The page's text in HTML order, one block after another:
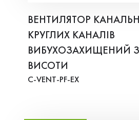
ВЕНТИЛЯТОР
КРУГЛИХ КАНАЛІВ
ВИБУХОЗАХИЩЕНИЙ
ВИСОТИ
C-VENT-PF-EX